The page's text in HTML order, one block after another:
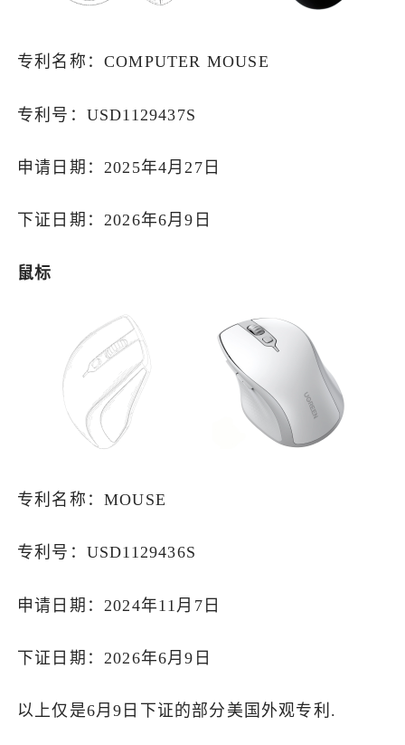
专利名称：COMPUTER MOUSE
专利号：USD1129437S
申请日期：2025年4月27日
下证日期：2026年6月9日
鼠标
专利名称：MOUSE
专利号：USD1129436S
申请日期：2024年11月7日
下证日期：2026年6月9日
以上仅是6月9日下证的部分美国外观专利.